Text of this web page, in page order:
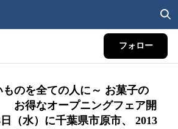
フォロー
ものを全ての人に～ お菓子の
お得なオープニングフェア開
（水）に千葉県市原市、 2013